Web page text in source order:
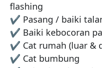
flashing
✔️ Pasang / baiki
✔️ Baiki kebocoran
✔️ Cat rumah (luar &
✔️ Cat bumbung